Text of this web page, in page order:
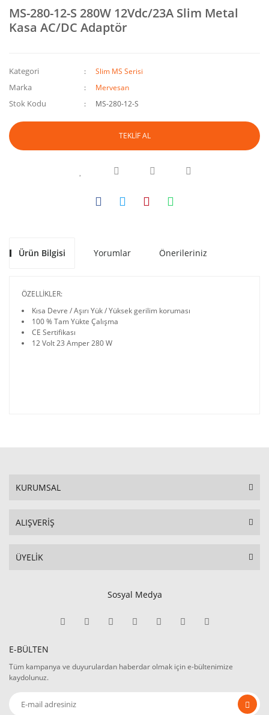
MS-280-12-S 280W 12Vdc/23A Slim Metal
Kasa AC/DC Adaptör
Kategori Slim MS Serisi
Marka Mervesan
Stok Kodu MS-280-12-S
TEKLİF AL
Ürün Bilgisi Yorumlar Önerileriniz
ÖZELLİKLER:
Kısa Devre / Aşırı Yük / Yüksek gerilim koruması
100 % Tam Yükte Çalışma
CE Sertifikası
12 Volt 23 Amper 280 W
KURUMSAL
ALIŞVERİŞ
ÜYELİK
Sosyal Medya
E-BÜLTEN
Tüm kampanya ve duyurulardan haberdar olmak için e-bültenimize
kaydolunuz.